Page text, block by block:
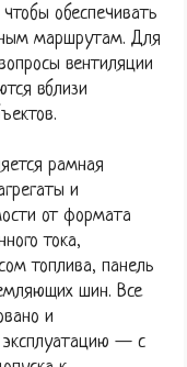
обеспечивать
маршрутам. Для
вентиляции
вблизи
рамная
и
от формата
тока,
топлива, панель
шин. Все
и
эксплуатацию — с